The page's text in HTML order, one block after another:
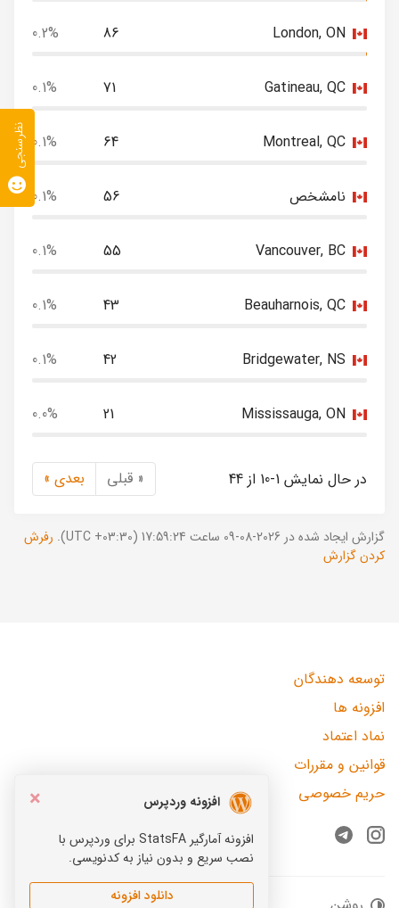
London, ON
86
0.2%
Gatineau, QC
71
0.1%
Montreal, QC
64
0.1%
نامشخص 56
0.1%
Vancouver, BC
55
0.1%
Beauharnois, QC
43
0.1%
Bridgewater, NS
42
0.1%
Mississauga, ON
21
0.0%
در حال نمایش 1-10 از 44 « قبلی بعدی »
گزارش ایجاد شده در 2026-08-09 ساعت 17:59:24 (UTC +03:30).
رفرش
کردن گزارش
×
افزونه وردپرس
افزونه آمارگیر StatsFA برای وردپرس با
نصب سریع و بدون نیاز به کدنویسی.
دانلود افزونه
توسعه دهندگان
افزونه ها
نماد اعتماد
قوانین و مقررات
حریم خصوصی
Instagram
Telegram
نظرسنجی